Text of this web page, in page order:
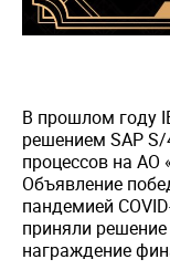
В прошлом году
решением SAP
процессов на АО
Объявление
пандемией
приняли
награждение